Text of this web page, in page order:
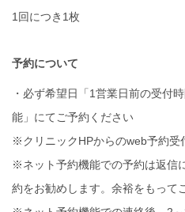
1回につき1枚
予約について
・必ず希望日「1営業日前の受付
能」にてご予約ください
※クリニックHPからのweb予約受
※ネット予約機能での予約は返信
約をお勧めします。余裕をもって